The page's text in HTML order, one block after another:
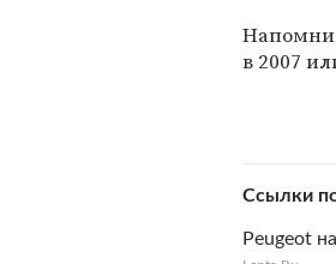
в 2007
Ссылки
Peugeot